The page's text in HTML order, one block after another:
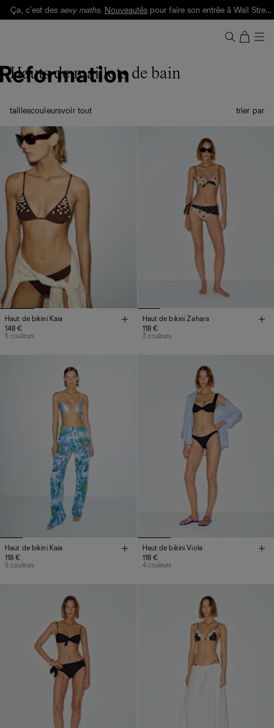
Ça, c'est des sexy maths. Nouveautés pour faire son entrée à Wall Street.
Hauts de maillots de bain
taillescouleursvoir tout trier par
Haut de bikini Kaia
148 €
5 couleurs
Haut de bikini Zahara
118 €
3 couleurs
Haut de bikini Kaia
118 €
5 couleurs
Haut de bikini Viola
118 €
4 couleurs